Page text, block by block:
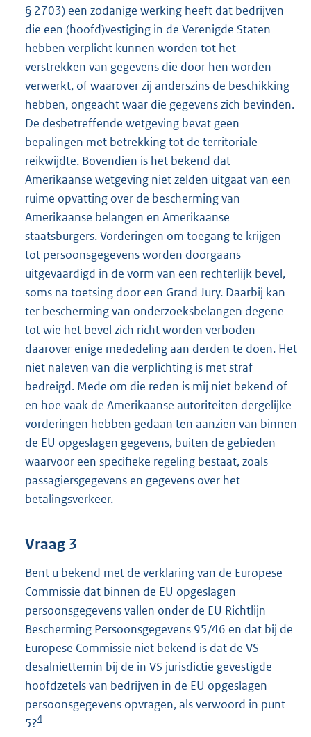
§ 2703) een zodanige werking heeft dat bedrijven
die een (hoofd)vestiging in de Verenigde Staten
hebben verplicht kunnen worden tot het
verstrekken van gegevens die door hen worden
verwerkt, of waarover zij anderszins de beschikking
hebben, ongeacht waar die gegevens zich bevinden.
De desbetreffende wetgeving bevat geen
bepalingen met betrekking tot de territoriale
reikwijdte. Bovendien is het bekend dat
Amerikaanse wetgeving niet zelden uitgaat van een
ruime opvatting over de bescherming van
Amerikaanse belangen en Amerikaanse
staatsburgers. Vorderingen om toegang te krijgen
tot persoonsgegevens worden doorgaans
uitgevaardigd in de vorm van een rechterlijk bevel,
soms na toetsing door een Grand Jury. Daarbij kan
ter bescherming van onderzoeksbelangen degene
tot wie het bevel zich richt worden verboden
daarover enige mededeling aan derden te doen. Het
niet naleven van die verplichting is met straf
bedreigd. Mede om die reden is mij niet bekend of
en hoe vaak de Amerikaanse autoriteiten dergelijke
vorderingen hebben gedaan ten aanzien van binnen
de EU opgeslagen gegevens, buiten de gebieden
waarvoor een specifieke regeling bestaat, zoals
passagiersgegevens en gegevens over het
betalingsverkeer.
Vraag 3
Bent u bekend met de verklaring van de Europese
Commissie dat binnen de EU opgeslagen
persoonsgegevens vallen onder de EU Richtlijn
Bescherming Persoonsgegevens 95/46 en dat bij de
Europese Commissie niet bekend is dat de VS
desalniettemin bij de in VS jurisdictie gevestigde
hoofdzetels van bedrijven in de EU opgeslagen
persoonsgegevens opvragen, als verwoord in punt
5?4